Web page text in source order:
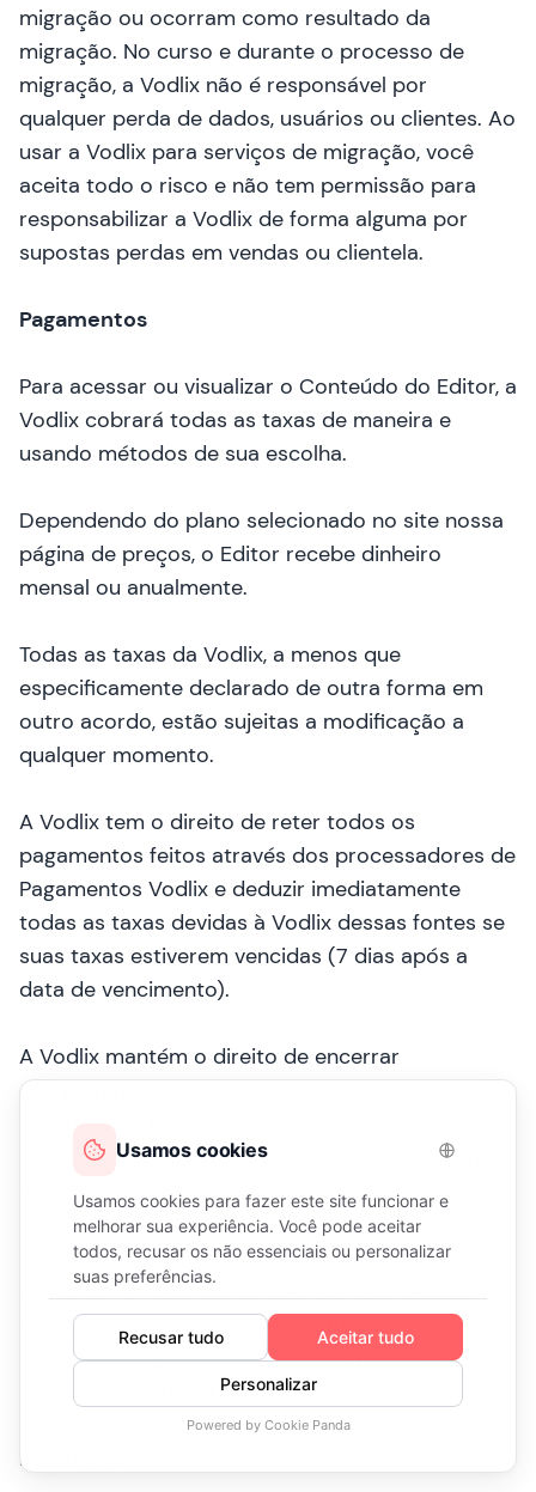
migração ou ocorram como resultado da
migração. No curso e durante o processo de
migração, a Vodlix não é responsável por
qualquer perda de dados, usuários ou clientes. Ao
usar a Vodlix para serviços de migração, você
aceita todo o risco e não tem permissão para
responsabilizar a Vodlix de forma alguma por
supostas perdas em vendas ou clientela.
Pagamentos
Para acessar ou visualizar o Conteúdo do Editor, a
Vodlix cobrará todas as taxas de maneira e
usando métodos de sua escolha.
Dependendo do plano selecionado no site nossa
página de preços, o Editor recebe dinheiro
mensal ou anualmente.
Todas as taxas da Vodlix, a menos que
especificamente declarado de outra forma em
outro acordo, estão sujeitas a modificação a
qualquer momento.
A Vodlix tem o direito de reter todos os
pagamentos feitos através dos processadores de
Pagamentos Vodlix e deduzir imediatamente
todas as taxas devidas à Vodlix dessas fontes se
suas taxas estiverem vencidas (7 dias após a
data de vencimento).
A Vodlix mantém o direito de encerrar
completamente sua conta, apagar todos os
servidores se as taxas devidas a nós estiverem
mais de 14 dias vencidas.
Apenas contas com saldos ativos são elegíveis
para atualizar suas contas e receber acesso a
novos serviços. Antes que as atualizações de
conta sejam aprovadas, todos os pagamentos
vencidos devem ser pagos.
Benefícios